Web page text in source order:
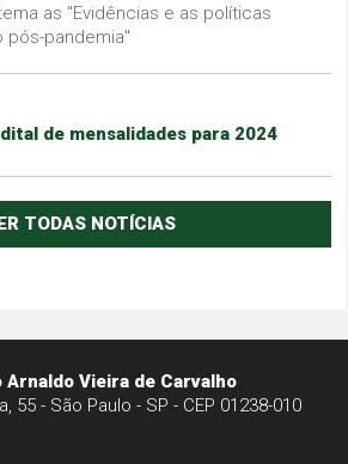
as "Evidências e as políticas
pós-pandemia"
de mensalidades para 2024
TODAS NOTÍCIAS
Arnaldo Vieira de Carvalho
55 - São Paulo - SP - CEP 01238-010